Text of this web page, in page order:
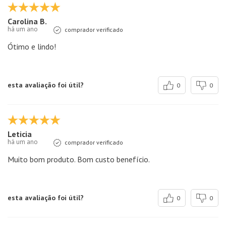
Carolina B.
há um ano comprador verificado
Ótimo e lindo!
esta avaliação foi útil? 0 0
Leticia
há um ano comprador verificado
Muito bom produto. Bom custo benefício.
esta avaliação foi útil? 0 0